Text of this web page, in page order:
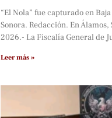
“El Nola” fue capturado en
Sonora. Redacción. En Álamos,
2026.- La Fiscalía General de
Leer más »